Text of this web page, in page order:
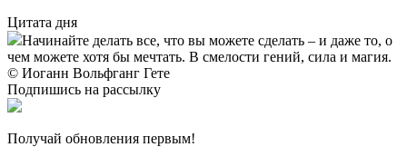
Цитата дня
Начинайте делать все, что вы можете сделать – и даже то, о
чем можете хотя бы мечтать. В смелости гений, сила и магия.
© Иоганн Вольфганг Гете
Подпишись на рассылку
Получай обновления первым!